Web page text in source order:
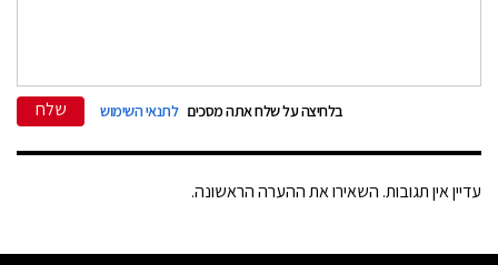
בלחיצה על שלח אתה מסכים לתנאי השימוש שלח
עדיין אין תגובות. השאירו את ההערה הראשונה.